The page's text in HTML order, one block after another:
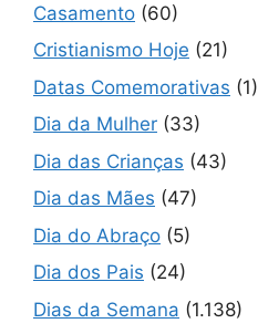
Casamento (60)
Cristianismo Hoje (21)
Datas Comemorativas (1)
Dia da Mulher (33)
Dia das Crianças (43)
Dia das Mães (47)
Dia do Abraço (5)
Dia dos Pais (24)
Dias da Semana (1.138)